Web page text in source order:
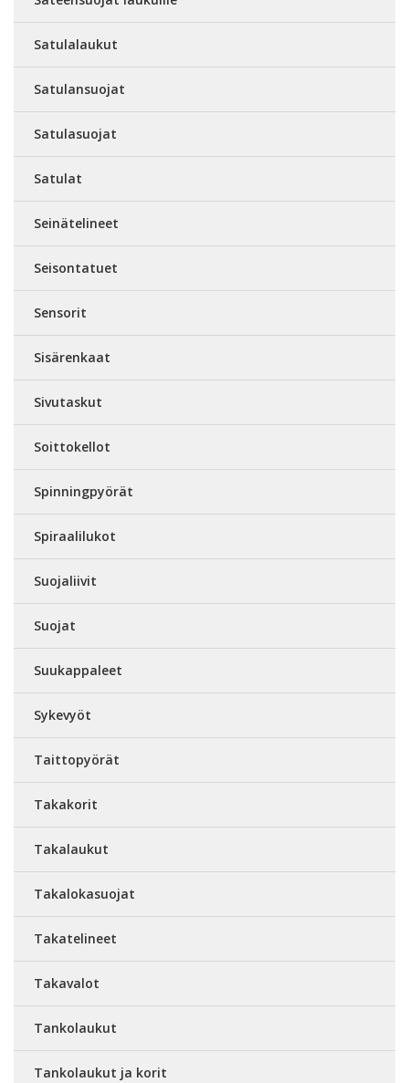
Satulalaukut
Satulansuojat
Satulasuojat
Satulat
Seinätelineet
Seisontatuet
Sensorit
Sisärenkaat
Sivutaskut
Soittokellot
Spinningpyörät
Spiraalilukot
Suojaliivit
Suojat
Suukappaleet
Sykevyöt
Taittopyörät
Takakorit
Takalaukut
Takalokasuojat
Takatelineet
Takavalot
Tankolaukut
Tankolaukut ja korit